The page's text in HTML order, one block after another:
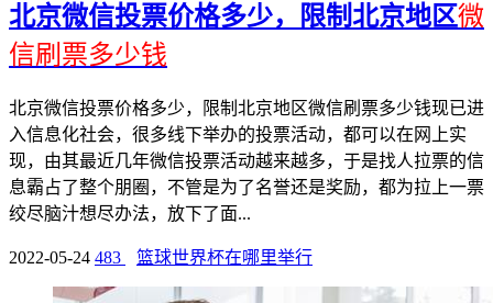
北京微信投票价格多少，限制北京地区微
信刷票多少钱
北京微信投票价格多少，限制北京地区微信刷票多少钱现已进
入信息化社会，很多线下举办的投票活动，都可以在网上实
现，由其最近几年微信投票活动越来越多，于是找人拉票的信
息霸占了整个朋圈，不管是为了名誉还是奖励，都为拉上一票
绞尽脑汁想尽办法，放下了面...
2022-05-24 483 篮球世界杯在哪里举行